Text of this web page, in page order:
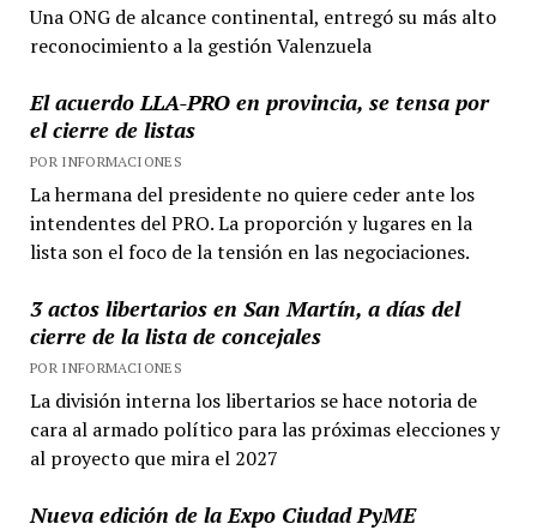
Una ONG de alcance continental, entregó su más alto
reconocimiento a la gestión Valenzuela
El acuerdo LLA-PRO en provincia, se tensa por
el cierre de listas
POR INFORMACIONES
La hermana del presidente no quiere ceder ante los
intendentes del PRO. La proporción y lugares en la
lista son el foco de la tensión en las negociaciones.
3 actos libertarios en San Martín, a días del
cierre de la lista de concejales
POR INFORMACIONES
La división interna los libertarios se hace notoria de
cara al armado político para las próximas elecciones y
al proyecto que mira el 2027
Nueva edición de la Expo Ciudad PyME